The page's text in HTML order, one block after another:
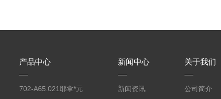
产品中心
702-A65.021耶拿*元
新闻中心
新闻资讯
关于我们
公司简介